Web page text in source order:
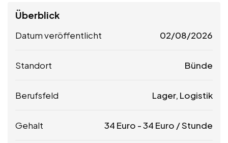
Überblick
Datum veröffentlicht 02/08/2026
Standort Bünde
Berufsfeld Lager, Logistik
Gehalt 34 Euro -34 Euro / Stunde